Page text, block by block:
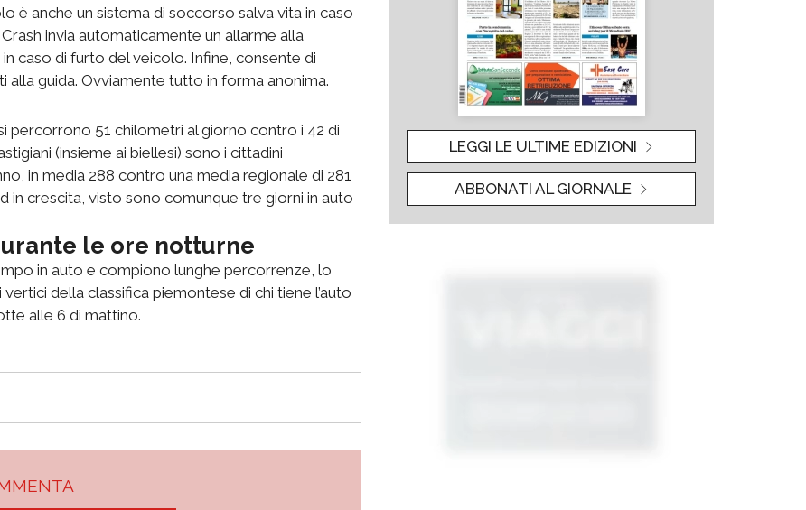
è anche un sistema di soccorso salva vita in caso
invia automaticamente un allarme alla
caso di furto del veicolo. Infine, consente di
guida. Ovviamente tutto in forma anonima.
percorrono 51 chilometri al giorno contro i 42 di
(insieme ai biellesi) sono i cittadini
in media 288 contro una media regionale di 281
in crescita, visto sono comunque tre giorni in auto
le ore notturne
in auto e compiono lunghe percorrenze, lo
della classifica piemontese di chi tiene l’auto
alle 6 di mattino.
LEGGI LE ULTIME EDIZIONI
ABBONATI AL GIORNALE